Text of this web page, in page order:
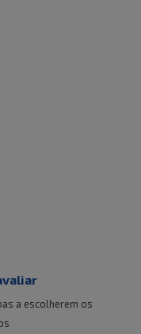
a escolherem os